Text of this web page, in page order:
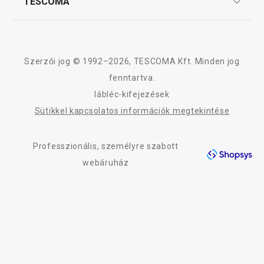
Reklamáció és termékvisszaküldés
Adatkezelési Tájékoztató
Szerzői jog © 1992–2026, TESCOMA Kft. Minden jog
fenntartva.
lábléc-kifejezések
Sütikkel kapcsolatos információk megtekintése
Professzionális, személyre szabott
webáruház